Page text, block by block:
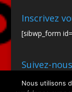
Inscrivez
[sibwp_form
Suivez-
Nous utilisons